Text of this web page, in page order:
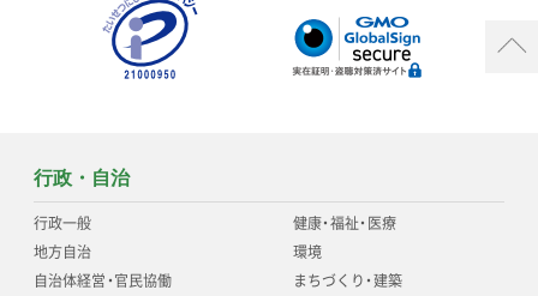
行政・自治
行政一般
地方自治
自治体経営・官民協働
健康・福祉・医療
環境
まちづくり・建築